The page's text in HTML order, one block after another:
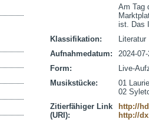
Am Tag
ist. Das
Klassifikation:
Literatur
Aufnahmedatum:
2024-
Form:
Live-
Musikstücke:
01
02
Zitierfähiger Link
(URI):
http://
http://